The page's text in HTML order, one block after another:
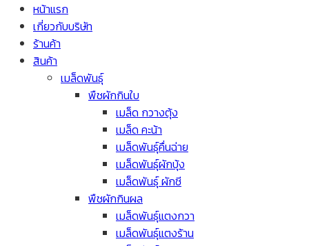
หน้าแรก
เกี่ยวกับบริษัท
ร้านค้า
สินค้า
เมล็ดพันธุ์
พืชผักกินใบ
เมล็ด กวางตุ้ง
เมล็ด คะน้า
เมล็ดพันธุ์คื่นฉ่าย
เมล็ดพันธุ์ผักบุ้ง
เมล็ดพันธุ์ ผักชี
พืชผักกินผล
เมล็ดพันธุ์แตงกวา
เมล็ดพันธุ์แตงร้าน